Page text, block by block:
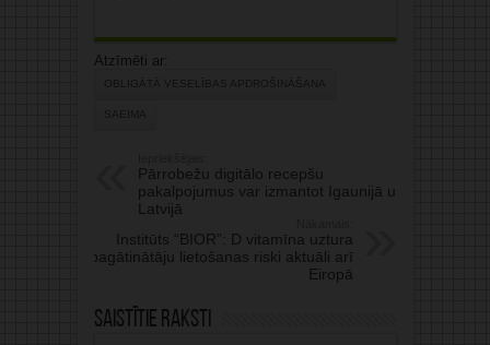
Atzīmēti ar:
OBLIGĀTĀ VESELĪBAS APDROŠINĀŠANA
SAEIMA
Pārrobežu digitālo recepšu
pakalpojumus var izmantot Igaunijā un
Latvijā
Institūts “BIOR”: D vitamīna uztura
bagātinātāju lietošanas riski aktuāli arī
Eiropā
Saistītie raksti